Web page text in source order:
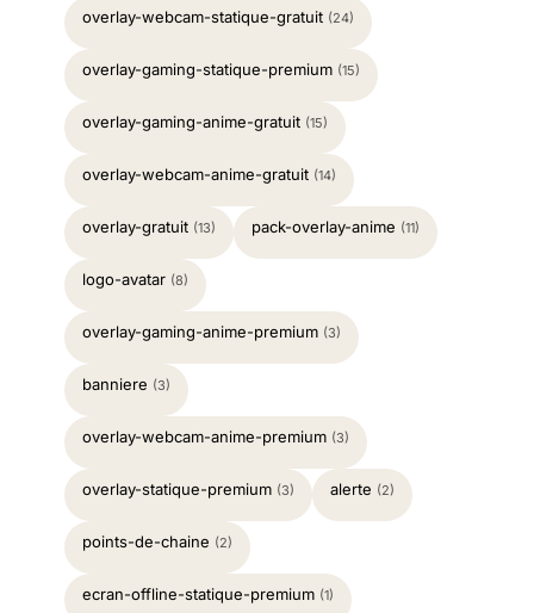
overlay-webcam-statique-gratuit (24)
overlay-gaming-statique-premium (15)
overlay-gaming-anime-gratuit (15)
overlay-webcam-anime-gratuit (14)
overlay-gratuit (13) pack-overlay-anime (11)
logo-avatar (8)
overlay-gaming-anime-premium (3)
banniere (3)
overlay-webcam-anime-premium (3)
overlay-statique-premium (3) alerte (2)
points-de-chaine (2)
ecran-offline-statique-premium (1)